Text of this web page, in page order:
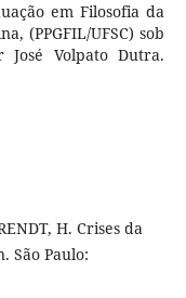
em Filosofia da
(PPGFIL/UFSC) sob
Volpato Dutra.
H. Crises da
São Paulo: